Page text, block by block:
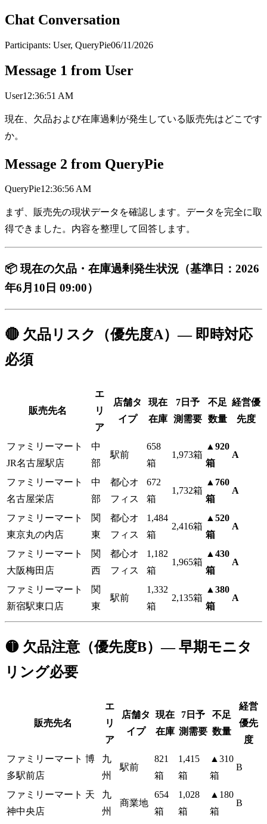
Chat Conversation
Participants: User, QueryPie06/11/2026
Message 1 from User
User12:36:51 AM
現在、欠品および在庫過剰が発生している販売先はどこです
か。
Message 2 from QueryPie
QueryPie12:36:56 AM
まず、販売先の現状データを確認します。データを完全に取
得できました。内容を整理して回答します。
📦 現在の欠品・在庫過剰発生状況（基準日：2026
年6月10日 09:00）
🔴 欠品リスク（優先度A）— 即時対応
必須
販売先名
エ
リ
ア
店舗タ
イプ
現在
在庫
7日予
測需要
不足
数量
経営優
先度
ファミリーマート
JR名古屋駅店
中
部
駅前
658
箱
1,973箱
▲920
箱
A
ファミリーマート
名古屋栄店
中
部
都心オ
フィス
672
箱
1,732箱
▲760
箱
A
ファミリーマート
東京丸の内店
関
東
都心オ
フィス
1,484
箱
2,416箱
▲520
箱
A
ファミリーマート
大阪梅田店
関
西
都心オ
フィス
1,182
箱
1,965箱
▲430
箱
A
ファミリーマート
新宿駅東口店
関
東
駅前
1,332
箱
2,135箱
▲380
箱
A
🟡 欠品注意（優先度B）— 早期モニタ
リング必要
販売先名
エ
リ
ア
店舗タ
イプ
現在
在庫
7日予
測需要
不足
数量
経営
優先
度
ファミリーマート 博
多駅前店
九
州
駅前
821
箱
1,415
箱
▲310
箱
B
ファミリーマート 天
神中央店
九
州
商業地
654
箱
1,028
箱
▲180
箱
B